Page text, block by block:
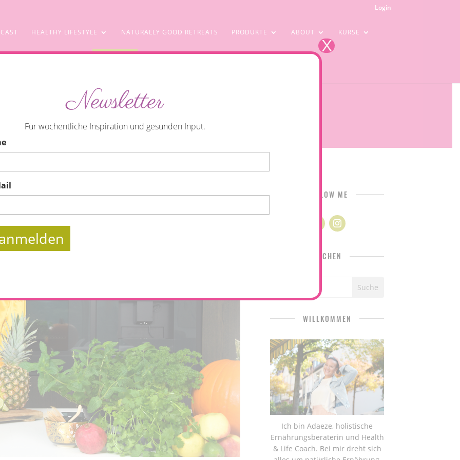
Login
HEALTHY LIFESTYLE NATURALLY GOOD RETREATS PRODUKTE ABOUT KURSE
– Iss dich fit Challenge 2017
FOLLOW ME
SUCHEN
WILLKOMMEN
Ich bin Adaeze, holistische
Ernährungsberaterin und Health
& Life Coach. Bei mir dreht sich
Newsletter
Für wöchentliche Inspiration und gesunden Input.
X